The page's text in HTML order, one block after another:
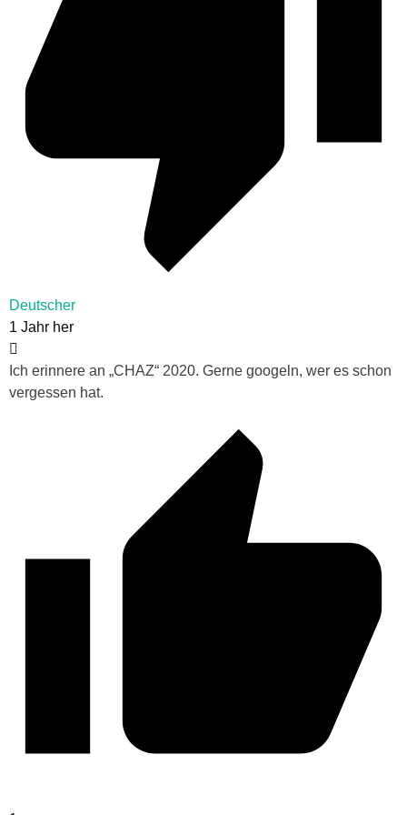
Deutscher
1 Jahr her
Ich erinnere an „CHAZ“ 2020. Gerne googeln, wer es schon
vergessen hat.